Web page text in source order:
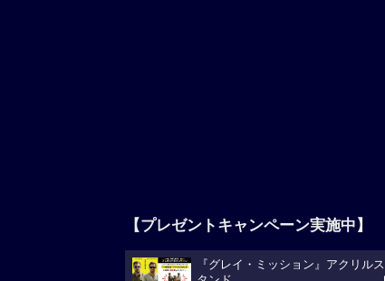
【プレゼントキャンペーン実施中】
『グレイ・ミッション』アクリルス